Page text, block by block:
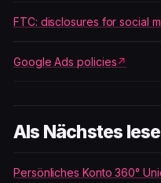
FTC: disclosures for social
Google Ads policies
Als Nächstes
Persönliches Konto 360°